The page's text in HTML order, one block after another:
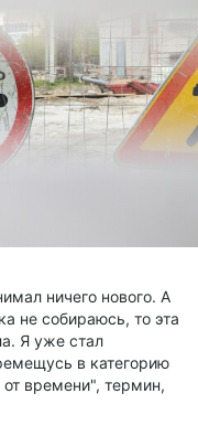
ничего нового. А
не собираюсь, то эта
Я уже стал
в категорию
времени", термин,